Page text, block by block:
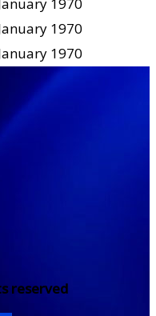
1970
1970
reserved